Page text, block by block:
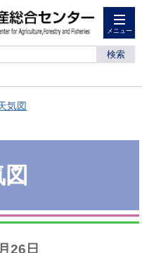
メニュー
検索
気図
26日